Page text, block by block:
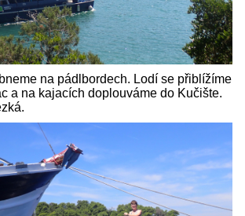
na pádlbordech. Lodí se přiblížíme
a na kajacích doplouváme do Kučište.